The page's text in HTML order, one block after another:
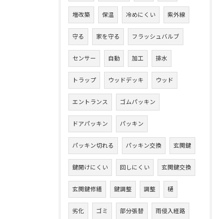
増改築 保温 冷めにくい 紫外線
守る 家を守る フラッシュバルブ
センサー 自動 加工 排水
トラップ ウッドデッキ ウッド
エントランス ゴムパッキン
ドアパッキン パッキン
パッキン切れる パッキン交換 玄関鍵
鍵開けにくい 回しにくい 玄関鍵交換
玄関鍵修繕 鍵調整 調整 樋
劣化 ゴミ 部分張替 雨侵入経路